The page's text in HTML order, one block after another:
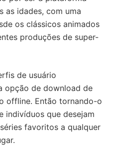
as idades, com uma
os clássicos animados
produções de super-
de usuário
opção de download de
offline. Então tornando-o
indivíduos que desejam
favoritos a qualquer